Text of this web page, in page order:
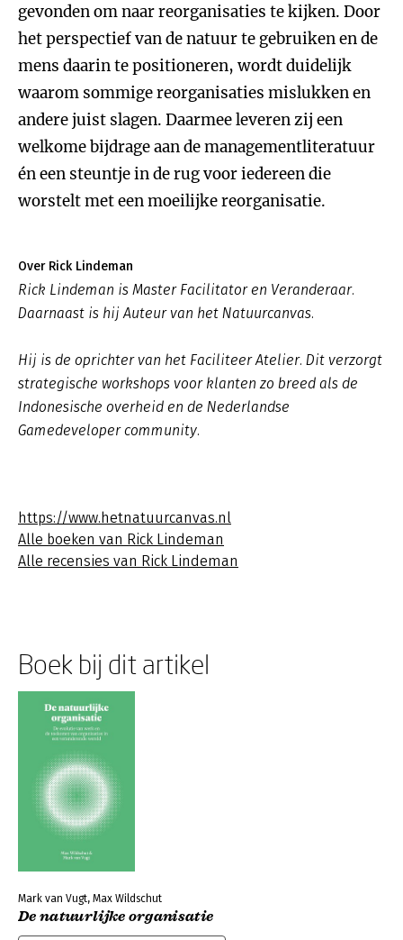
gevonden om naar reorganisaties te kijken. Door
het perspectief van de natuur te gebruiken en de
mens daarin te positioneren, wordt duidelijk
waarom sommige reorganisaties mislukken en
andere juist slagen. Daarmee leveren zij een
welkome bijdrage aan de managementliteratuur
én een steuntje in de rug voor iedereen die
worstelt met een moeilijke reorganisatie.
Over Rick Lindeman
Rick Lindeman is Master Facilitator en Veranderaar.
Daarnaast is hij Auteur van het Natuurcanvas.
Hij is de oprichter van het Faciliteer Atelier. Dit verzorgt
strategische workshops voor klanten zo breed als de
Indonesische overheid en de Nederlandse
Gamedeveloper community.
https://www.hetnatuurcanvas.nl
Alle boeken van Rick Lindeman
Alle recensies van Rick Lindeman
Boek bij dit artikel
Mark van Vugt, Max Wildschut
De natuurlijke organisatie